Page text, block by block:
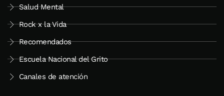
Salud Mental
Rock x la Vida
Recomendados
Escuela Nacional del Grito
Canales de atención